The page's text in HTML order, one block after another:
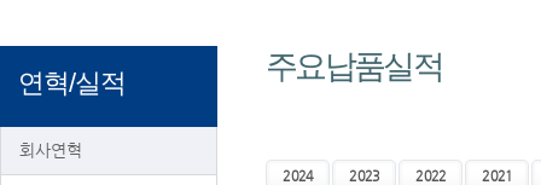
연혁/실적
회사연혁
주요납품실적
2024 2023 2022 2021